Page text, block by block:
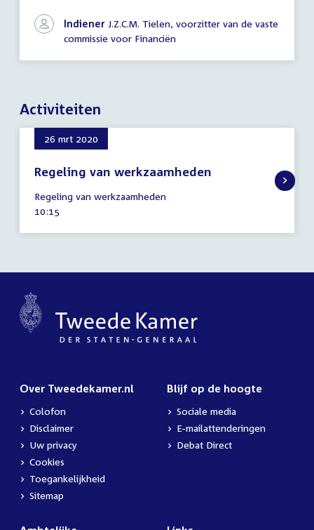
overlegIndiener J.Z.C.M. Tielen, voorzitter van de vaste
commissie voor Financiën
Activiteiten
26 mrt 2020
Regeling van werkzaamheden
maart
2020
Regeling van werkzaamheden
Tijd
10:15
Over Tweedekamer.nl
Colofon
Disclaimer
Uw privacy
Cookies
Toegankelijkheid
Sitemap
Blijf op de hoogte
Sociale media
E-mailattenderingen
Debat Direct